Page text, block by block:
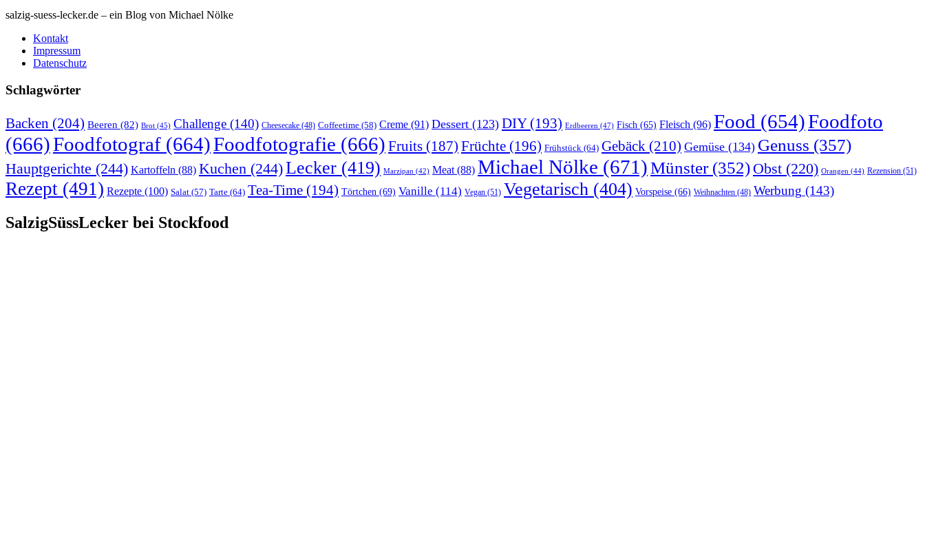
salzig-suess-lecker.de – ein Blog von Michael Nölke
Kontakt
Impressum
Datenschutz
Schlagwörter
Backen (204) Beeren (82) Brot (45) Challenge (140) Cheesecake (48) Coffeetime (58) Creme (91) Dessert (123) DIY(193) Erdbeeren (47) Fisch (65) Fleisch (96) Food (654)Foodfoto
(666)Foodfotograf (664)Foodfotografie (666) Fruits (187) Früchte (196) Frühstück (64) Gebäck (210) Gemüse (134) Genuss (357)
Hauptgerichte (244) Kartoffeln (88) Kuchen (244)Lecker (419) Marzipan (42) Meat(88) Michael Nölke (671)Münster(352) Obst (220) Orangen (44) Rezension (51)
Rezept (491) Rezepte (100) Salat (57) Tarte (64) Tea-Time (194) Törtchen (69) Vanille (114) Vegan (51) Vegetarisch (404) Vorspeise (66) Weihnachten (48) Werbung (143)
SalzigSüssLecker bei Stockfood